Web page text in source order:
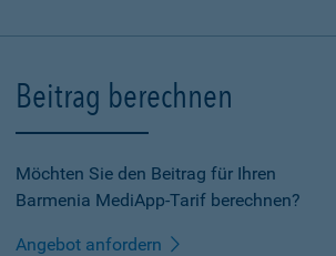
Beitrag berechnen
Möchten Sie den Beitrag für Ihren
Barmenia MediApp-Tarif berechnen?
Angebot anfordern